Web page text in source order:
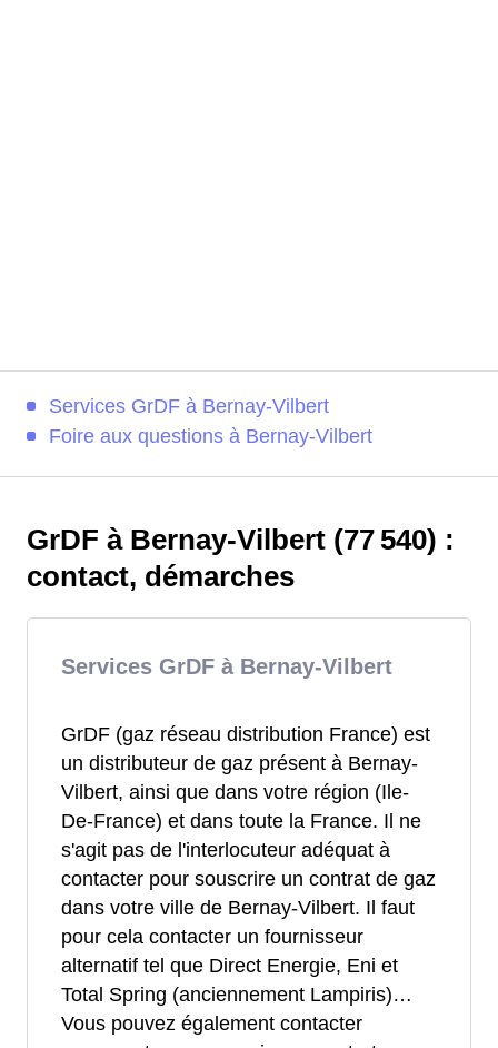
Services GrDF à Bernay-Vilbert
Foire aux questions à Bernay-Vilbert
GrDF à Bernay-Vilbert (77 540) :
contact, démarches
Services GrDF à Bernay-Vilbert
GrDF (gaz réseau distribution France) est
un distributeur de gaz présent à Bernay-
Vilbert, ainsi que dans votre région (Ile-
De-France) et dans toute la France. Il ne
s'agit pas de l'interlocuteur adéquat à
contacter pour souscrire un contrat de gaz
dans votre ville de Bernay-Vilbert. Il faut
pour cela contacter un fournisseur
alternatif tel que Direct Energie, Eni et
Total Spring (anciennement Lampiris)…
Vous pouvez également contacter